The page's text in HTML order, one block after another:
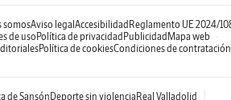
somosAviso legal Accesibilidad Reglamento UE 2024/
de usoPolítica de privacidad Publicidad Mapa web
Política de cookiesCondiciones de contratación
de Sansón Deporte sin violencia Real Valladolid